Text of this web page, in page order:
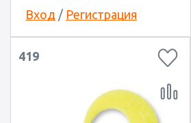
Вход / Регистрация
419